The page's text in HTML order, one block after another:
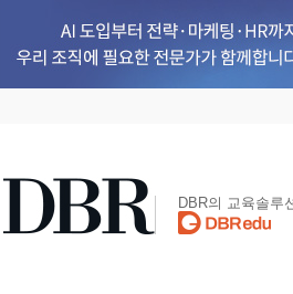
DBR의 교육솔루